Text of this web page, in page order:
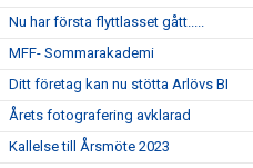
Nu har första flyttlasset gått.....
MFF- Sommarakademi
Ditt företag kan nu stötta Arlövs BI
Årets fotografering avklarad
Kallelse till Årsmöte 2023